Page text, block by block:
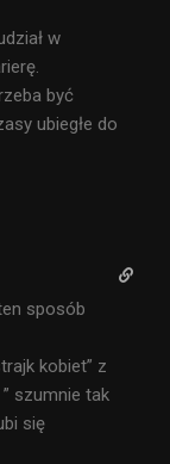
w
być
ubiegłe do
sposób
kobiet” z
szumnie tak
się